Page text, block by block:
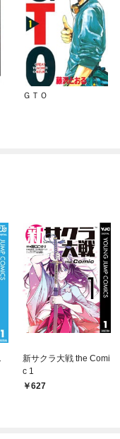
ＧＴＯ
新サクラ大戦 the Comi
c 1
627